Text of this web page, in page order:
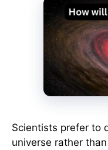
Scientists prefer to
universe rather than